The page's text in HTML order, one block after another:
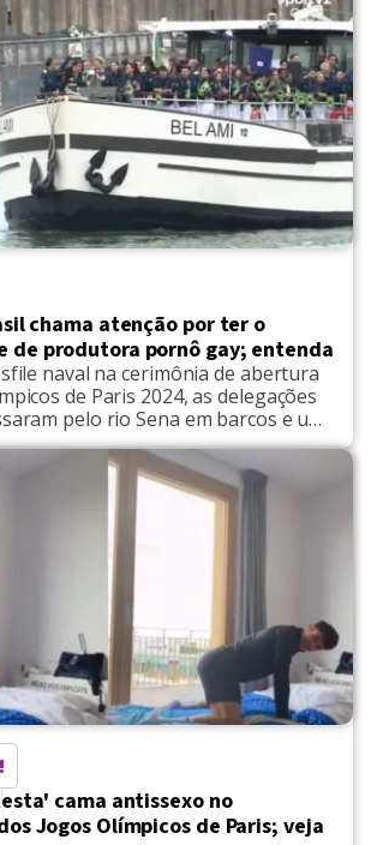
chama atenção por ter o
de produtora pornô gay; entenda
naval na cerimônia de abertura
de Paris 2024, as delegações
pelo rio Sena em barcos e um
chamou a atenção dos
da embarcação, uma das
a delegação do Brasil, virou
o mesmo nome de uma produtora
cama antissexo no
Jogos Olímpicos de Paris; veja